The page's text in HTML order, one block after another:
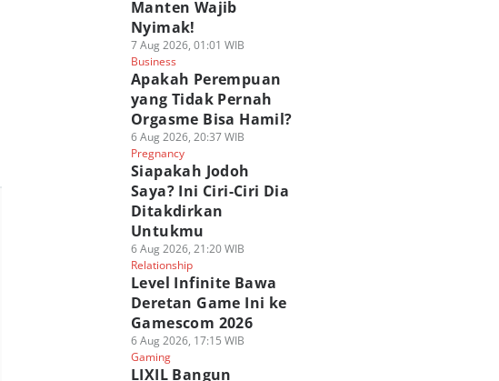
Manten Wajib
Nyimak!
7 Aug 2026, 01:01 WIB
Business
Apakah Perempuan
yang Tidak Pernah
Orgasme Bisa Hamil?
6 Aug 2026, 20:37 WIB
Pregnancy
Siapakah Jodoh
Saya? Ini Ciri-Ciri Dia
Ditakdirkan
Untukmu
6 Aug 2026, 21:20 WIB
Relationship
Level Infinite Bawa
Deretan Game Ini ke
Gamescom 2026
6 Aug 2026, 17:15 WIB
Gaming
LIXIL Bangun